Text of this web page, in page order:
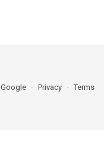
Google Privacy Terms